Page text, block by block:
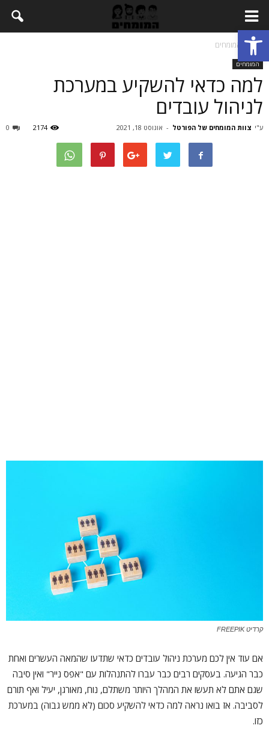
Open toolbar
בית המומחים
המומחים
למה כדאי להשקיע במערכת
לניהול עובדים
ע"י צוות המומחים של הפורטל - אוגוסט 18, 2021 0 2174
קרדיט FREEPIK
אם עוד אין לכם מערכת ניהול עובדים כדאי שתדעו שהמאה העשרים ואחת
כבר הגיעה. בעסקים רבים כבר עברו להתנהלות עם "אפס נייר" ואין סיבה
שגם אתם לא תעשו את המהלך היותר משתלם, נוח, מאורגן, יעיל ואף תורם
לסביבה. אז בואו נראה למה כדאי להשקיע סכום (לא ממש גבוה) במערכת
כזו.